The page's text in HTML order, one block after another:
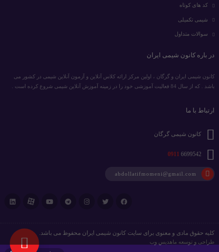
کد های کوتاه
شیمی تکمیلی
سوالات متداول
در باره کانون شیمی ایران
کانون شیمی ایران و گرگان ، اولین مرکز ارائه کلاس آنلاین و آزمون آنلاین شیمی در کشور می
باشد . که از سال 84 فعالیت آموزشی خود را در زمینه آموزش آنلاین شیمی شروع کرده است .
ارتباط با ما
کانون شیمی گرگان
0911 6699542
abdollatifmomeni@gmail.com
کلیه حقوق مادی و معنوی برای سایت کانون شیمی ایران محفوظ می باشد.
طراحی و توسعه ماهدیس وب